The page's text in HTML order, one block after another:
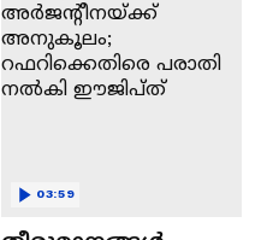
മിശിഹ
03:59